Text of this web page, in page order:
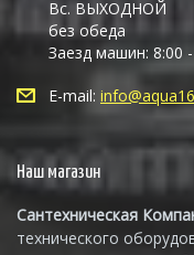
Вс. ВЫХОДНОЙ
без обеда
Заезд машин: 8:00
E-mail:
Наш магазин
Сантехническая
технического